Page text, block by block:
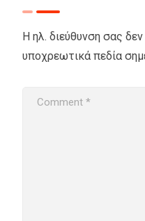
Η ηλ. διεύθυνση σας δεν
υποχρεωτικά πεδία